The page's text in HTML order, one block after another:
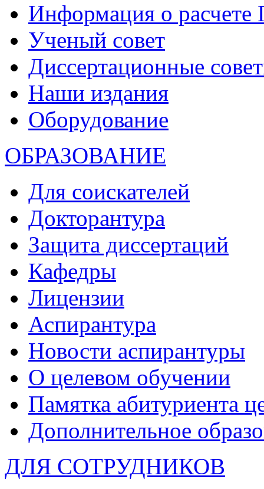
Информация о
Ученый совет
Диссертационные
Наши издания
Оборудование
ОБРАЗОВАНИЕ
Для соискателей
Докторантура
Защита диссертаций
Кафедры
Лицензии
Аспирантура
Новости аспирантуры
О целевом обучении
Памятка абитуриента
Дополнительное
ДЛЯ СОТРУДНИКОВ